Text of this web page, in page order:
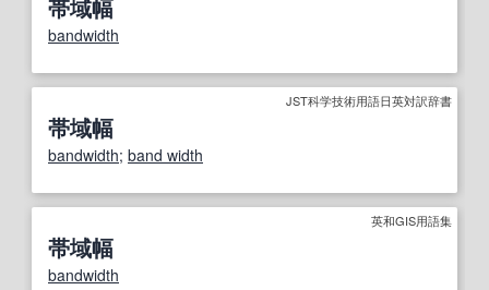
帯域幅
bandwidth
JST科学技術用語日英対訳辞書
帯域幅
bandwidth; band width
英和GIS用語集
帯域幅
bandwidth